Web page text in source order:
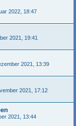
2022, 18:47
2021, 19:41
2021, 13:39
2021, 17:12
2021, 13:44